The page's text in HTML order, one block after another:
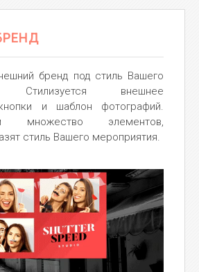
бренд под стиль Вашего
Стилизуется внешнее
и шаблон фотографий.
множество элементов,
стиль Вашего мероприятия.